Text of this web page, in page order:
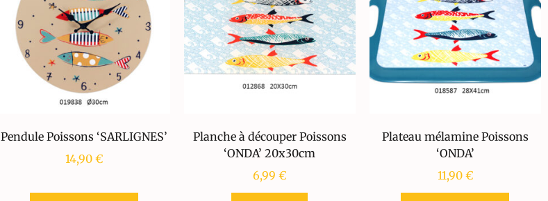
Pendule Poissons ‘SARLIGNES’
14,90€
Planche à découper Poissons
‘ONDA’ 20x30cm
6,99€
Plateau mélamine Poissons
‘ONDA’
11,90 €